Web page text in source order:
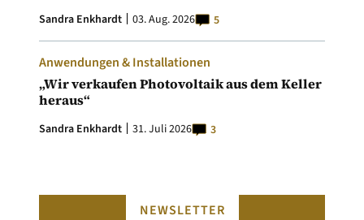
Sandra Enkhardt 03. Aug. 2026 5
Anwendungen & Installationen
„Wir verkaufen Photovoltaik aus dem Keller
heraus“
Sandra Enkhardt 31. Juli 2026 3
NEWSLETTER